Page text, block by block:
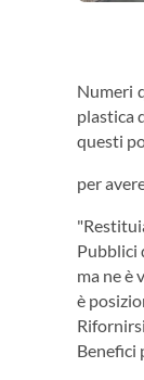
Numeri
plastica
questi
per
Pubblici
ma ne è
è
Benefici